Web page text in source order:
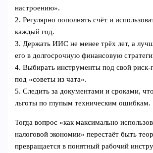
настроению».
2. Регулярно пополнять счёт и
каждый год.
3. Держать ИИС не менее трёх лет, а
его в долгосрочную финансовую
4. Выбирать инструменты под свой риск-
под «советы из чата».
5. Следить за документами и сроками,
льготы по глупым техническим ошибкам.
Тогда вопрос «как максимально
налоговой экономии» перестаёт быть
превращается в понятный рабочий